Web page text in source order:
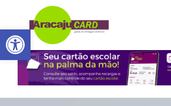
Abrir a barra de ferramentas